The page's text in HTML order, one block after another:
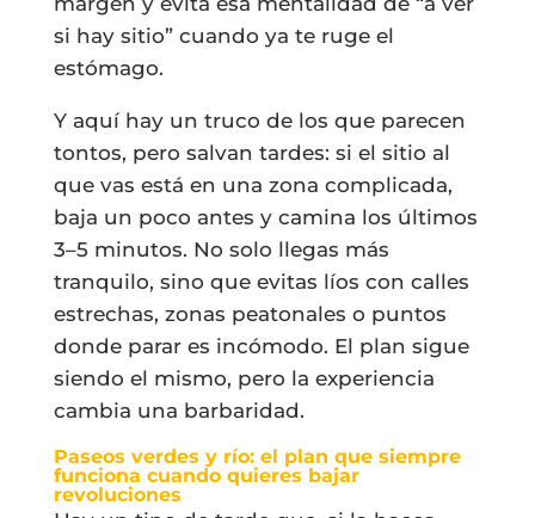
si hay sitio” cuando ya te ruge el
estómago.
Y aquí hay un truco de los que parecen
tontos, pero salvan tardes: si el sitio al
que vas está en una zona complicada,
baja un poco antes y camina los últimos
3–5 minutos. No solo llegas más
tranquilo, sino que evitas líos con calles
estrechas, zonas peatonales o puntos
donde parar es incómodo. El plan sigue
siendo el mismo, pero la experiencia
cambia una barbaridad.
Paseos verdes y río: el plan que siempre
funciona cuando quieres bajar
revoluciones